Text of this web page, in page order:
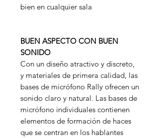
bien en cualquier sala
BUEN ASPECTO CON BUEN
SONIDO
Con un diseño atractivo y discreto,
y materiales de primera calidad, las
bases de micrófono Rally ofrecen un
sonido claro y natural. Las bases de
micrófono individuales contienen
elementos de formación de haces
que se centran en los hablantes